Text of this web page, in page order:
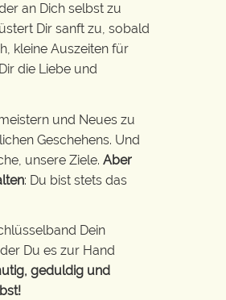
an Dich selbst zu
Dir sanft zu, sobald
kleine Auszeiten für
die Liebe und
und Neues zu
Geschehens. Und
unsere Ziele. Aber
: Du bist stets das
Dein
Du es zur Hand
geduldig und